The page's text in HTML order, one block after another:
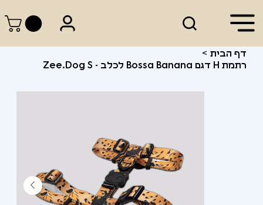
דף הבית >
רתמת H דגם Bossa Banana לכלב - Zee.Dog S